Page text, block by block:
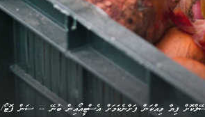
ފިޔާ ވިއްކަން ފަށާނެކަމަށް އެސްޓީއޯއިން ބުނޭ -- ސަން ފޮޓޯ/